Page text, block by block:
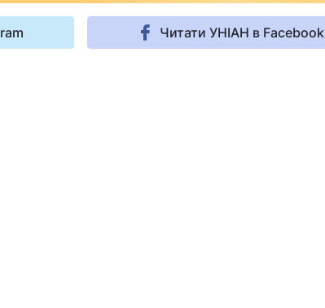
Читати УНІАН в Facebook